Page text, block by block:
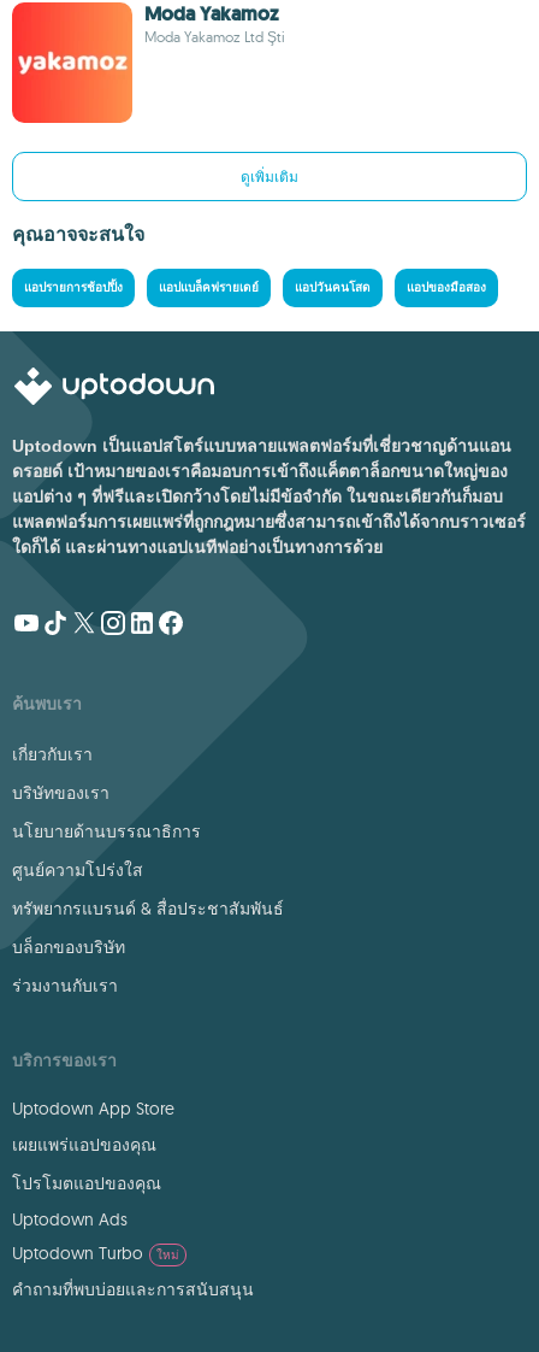
Moda Yakamoz
Moda Yakamoz Ltd Şti
ดูเพิ่มเติม
คุณอาจจะสนใจ
แอปรายการช้อปปิ้ง แอปแบล็คฟรายเดย์ แอปวันคนโสด แอปของมือสอง
Uptodown เป็นแอปสโตร์แบบหลายแพลตฟอร์มที่เชี่ยวชาญด้านแอน
ดรอยด์ เป้าหมายของเราคือมอบการเข้าถึงแค็ตตาล็อกขนาดใหญ่ของ
แอปต่าง ๆ ที่ฟรีและเปิดกว้างโดยไม่มีข้อจำกัด ในขณะเดียวกันก็มอบ
แพลตฟอร์มการเผยแพร่ที่ถูกกฎหมายซึ่งสามารถเข้าถึงได้จากบราวเซอร์
ใดก็ได้ และผ่านทางแอปเนทีฟอย่างเป็นทางการด้วย
ค้นพบเรา
เกี่ยวกับเรา
บริษัทของเรา
นโยบายด้านบรรณาธิการ
ศูนย์ความโปร่งใส
ทรัพยากรแบรนด์ & สื่อประชาสัมพันธ์
บล็อกของบริษัท
ร่วมงานกับเรา
บริการของเรา
Uptodown App Store
เผยแพร่แอปของคุณ
โปรโมตแอปของคุณ
Uptodown Ads
Uptodown Turbo
ใหม่
คำถามที่พบบ่อยและการสนับสนุน